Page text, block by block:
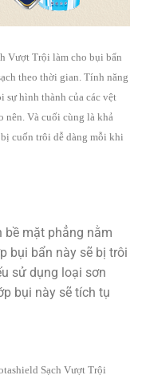
Vượt Trội làm cho bụi bẩn
theo thời gian. Tính năng
sự hình thành của các vệt
nên. Và cuối cùng là khả
cuốn trôi dễ dàng mỗi khi
bề mặt phẳng nằm
bụi bẩn này sẽ bị trôi
sử dụng loại sơn
bụi này sẽ tích tụ
Sạch Vượt Trội